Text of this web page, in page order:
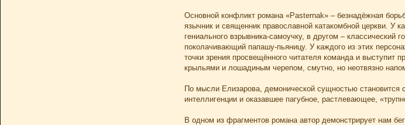
Основной конфликт романа «Pasternak» – безнадёжная
язычник и священник православной катакомбной церкви. У
гениального взрывника-самоучку, в другом –
поколачивающий папашу-пьяницу. У каждого из этих
точки зрения просвещённого читателя команда и выступит
крыльями и лошадиным черепом, смутно, но неотвязно
По мысли Елизарова, демонической сущностью становится
интеллигенции и оказавшее пагубное, растлевающее,
В одном из фрагментов романа автор демонстрирует нам